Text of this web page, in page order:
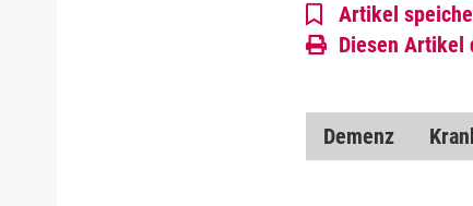
Artikel
Diesen Artikel
Demenz